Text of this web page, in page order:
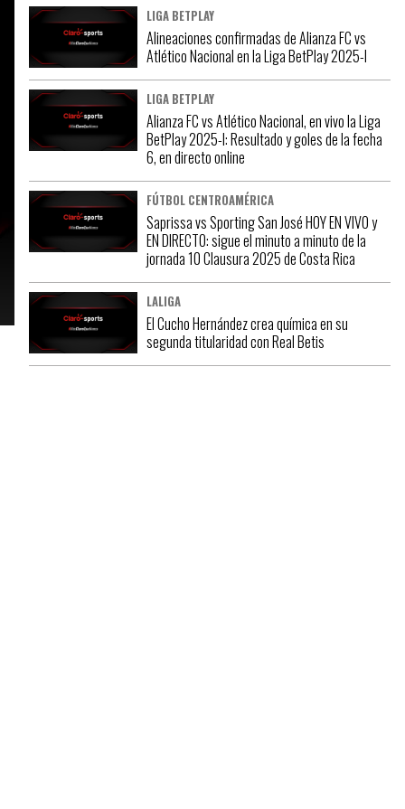
LIGA BETPLAY
Alineaciones confirmadas de Alianza FC vs
Atlético Nacional en la Liga BetPlay 2025-I
LIGA BETPLAY
Alianza FC vs Atlético Nacional, en vivo la Liga
BetPlay 2025-I: Resultado y goles de la fecha
6, en directo online
FÚTBOL CENTROAMÉRICA
Saprissa vs Sporting San José HOY EN VIVO y
EN DIRECTO: sigue el minuto a minuto de la
jornada 10 Clausura 2025 de Costa Rica
LALIGA
El Cucho Hernández crea química en su
segunda titularidad con Real Betis